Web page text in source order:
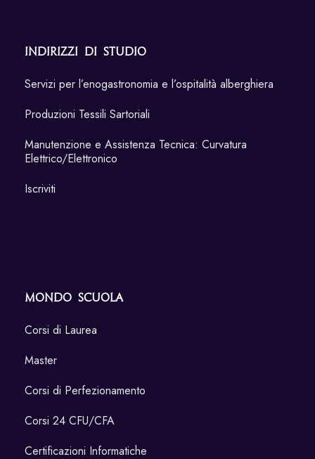
Indirizzi di Studio
Servizi per l’enogastronomia e l’ospitalità alberghiera
Produzioni Tessili Sartoriali
Manutenzione e Assistenza Tecnica: Curvatura
Elettrico/Elettronico
Iscriviti
Mondo Scuola
Corsi di Laurea
Master
Corsi di Perfezionamento
Corsi 24 CFU/CFA
Certificazioni Informatiche